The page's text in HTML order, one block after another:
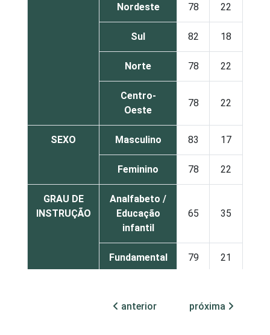
Nordeste 78 22
Sul 82 18
Norte 78 22
Centro-
Oeste
78 22
SEXO Masculino 83 17
Feminino 78 22
GRAU DE
INSTRUÇÃO
Analfabeto /
Educação
infantil
65 35
Fundamental 79 21
anterior próxima